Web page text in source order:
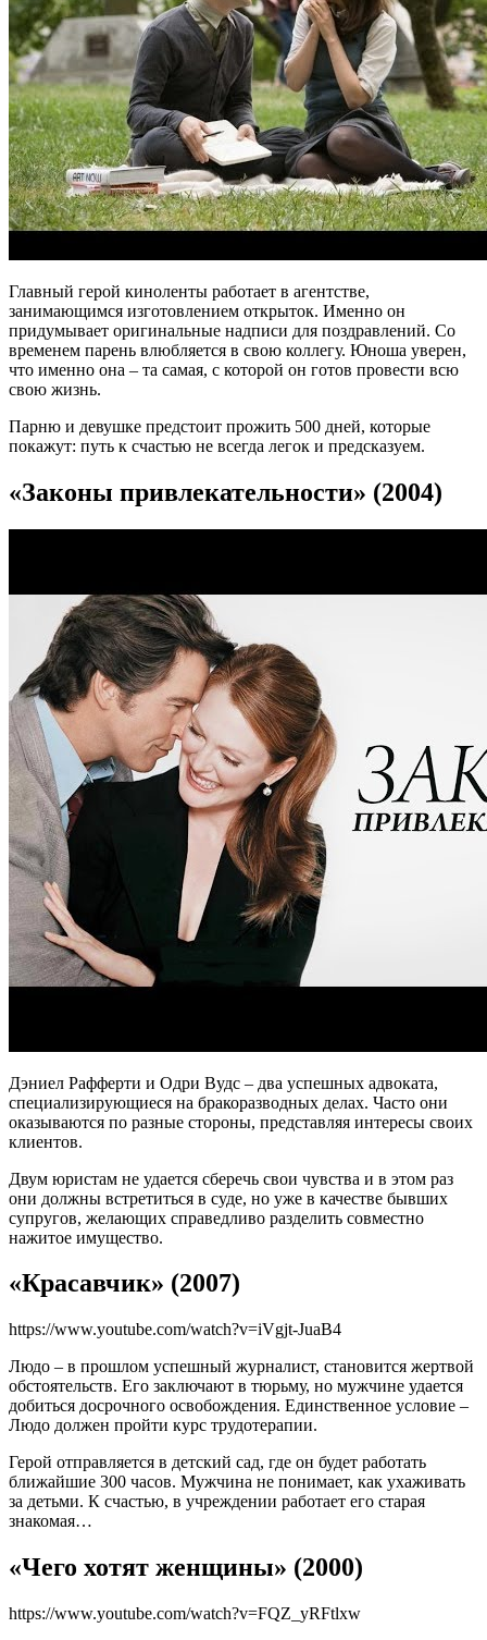
Главный герой киноленты работает в агентстве,
занимающимся изготовлением открыток. Именно он
придумывает оригинальные надписи для поздравлений. Со
временем парень влюбляется в свою коллегу. Юноша уверен,
что именно она – та самая, с которой он готов провести всю
свою жизнь.
Парню и девушке предстоит прожить 500 дней, которые
покажут: путь к счастью не всегда легок и предсказуем.
«Законы привлекательности» (2004)
Дэниел Рафферти и Одри Вудс – два успешных адвоката,
специализирующиеся на бракоразводных делах. Часто они
оказываются по разные стороны, представляя интересы своих
клиентов.
Двум юристам не удается сберечь свои чувства и в этом раз
они должны встретиться в суде, но уже в качестве бывших
супругов, желающих справедливо разделить совместно
нажитое имущество.
«Красавчик» (2007)
https://www.youtube.com/watch?v=iVgjt-JuaB4
Людо – в прошлом успешный журналист, становится жертвой
обстоятельств. Его заключают в тюрьму, но мужчине удается
добиться досрочного освобождения. Единственное условие –
Людо должен пройти курс трудотерапии.
Герой отправляется в детский сад, где он будет работать
ближайшие 300 часов. Мужчина не понимает, как ухаживать
за детьми. К счастью, в учреждении работает его старая
знакомая…
«Чего хотят женщины» (2000)
https://www.youtube.com/watch?v=FQZ_yRFtlxw